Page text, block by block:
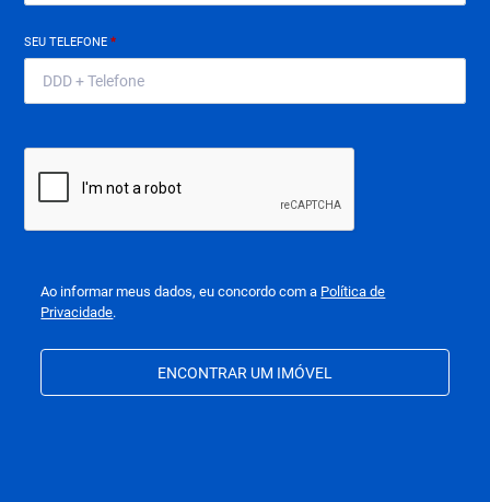
SEU TELEFONE*
Ao informar meus dados, eu concordo com a Política de
Privacidade.
ENCONTRAR UM IMÓVEL